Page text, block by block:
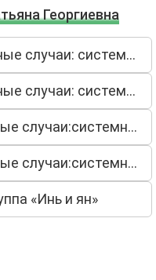
Георгиевна
Гештальт. Сертификационные случаи: системный подход
Гештальт. Сертификационные случаи: системный подход 2.0
Гештальт.Сертификационные случаи:системный подход
Гештальт.Сертификационные случаи:системный подход — 7 модулей
«Инь и ян»